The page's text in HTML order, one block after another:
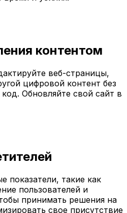
контентом
веб-страницы,
цифровой контент без
Обновляйте свой сайт в
показатели, такие как
пользователей и
принимать решения на
свое присутствие